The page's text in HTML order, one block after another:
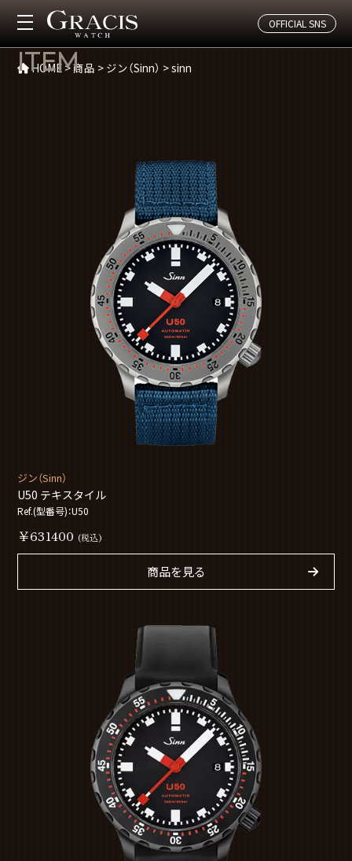
OFFICIAL SNS
商品(sinn)
ITEM
HOME>商品 > ジン（Sinn） >sinn
ジン（Sinn）
U50 テキスタイル
Ref.(型番号)：U50
￥631400 (税込)
商品を見る